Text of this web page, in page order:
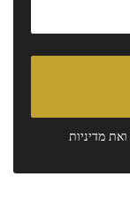
ואת מדיניות